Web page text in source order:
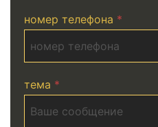
номер телефона *
тема *